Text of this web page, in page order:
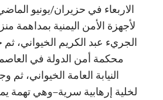
الاربعاء في حزيران/يونيو
لأجهزة الأمن اليمنية بمداهمة
الجريء عبد الكريم الخيواني،
محكمة أمن الدولة في
النيابة العامة الخيواني، ثم
لخلية إرهابية سرية–وهي تهمة